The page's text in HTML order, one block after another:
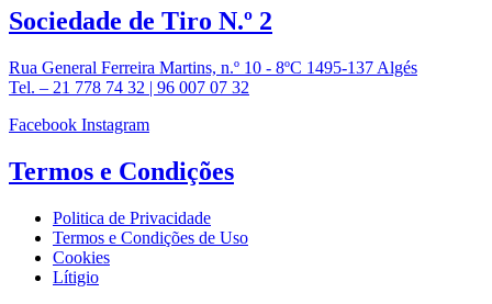
Sociedade de Tiro N.º 2
Rua General Ferreira Martins, n.º 10 - 8ºC 1495-137 Algés
Tel. – 21 778 74 32 | 96 007 07 32
Facebook Instagram
Termos e Condições
Politica de Privacidade
Termos e Condições de Uso
Cookies
Lítigio